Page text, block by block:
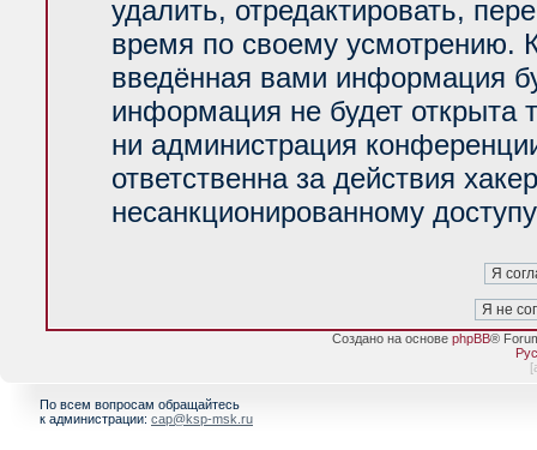
удалить, отредактировать,
время по своему усмотрению.
введённая вами информация
информация не будет открыта
ни администрация
ответственна за действия
несанкционированному
Создано на основе phpBB®
[
По всем вопросам обращайтесь
к администрации: cap@ksp-msk.ru